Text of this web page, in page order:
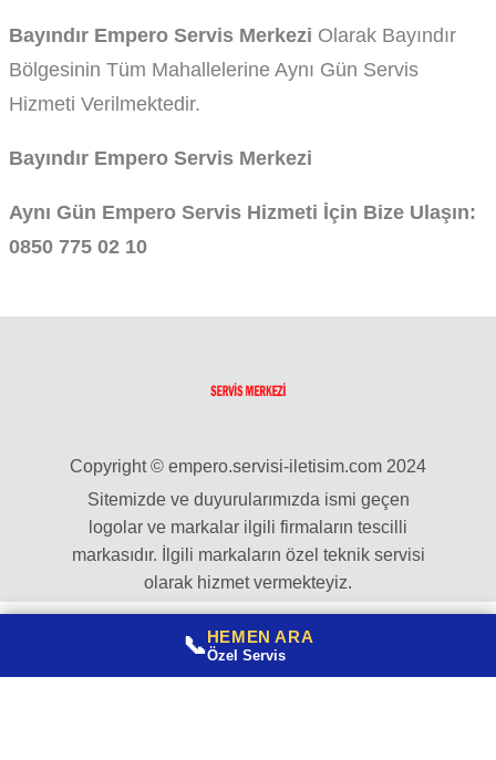
Bayındır Empero Servis Merkezi Olarak Bayındır
Bölgesinin Tüm Mahallelerine Aynı Gün Servis
Hizmeti Verilmektedir.
Bayındır Empero Servis Merkezi
Aynı Gün Empero Servis Hizmeti İçin Bize Ulaşın:
0850 775 02 10
Copyright © empero.servisi-iletisim.com 2024
Sitemizde ve duyurularımızda ismi geçen
logolar ve markalar ilgili firmaların tescilli
markasıdır. İlgili markaların özel teknik servisi
olarak hizmet vermekteyiz.
📞HEMEN ARA
Özel Servis